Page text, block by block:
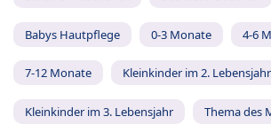
Babys Hautpflege 0-3 Monate 4-6
7-12 Monate Kleinkinder im 2. Lebensjahr
Kleinkinder im 3. Lebensjahr Thema des